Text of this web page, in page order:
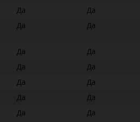
Да
Да
Да Да
Да
Да
Да
Да
Да
Да
Да
Да
Да
Да